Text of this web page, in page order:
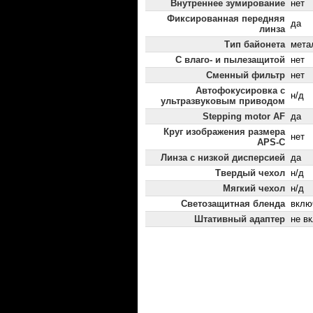
Внутреннее зумирование нет
Фиксированная передняя
линза
да
Тип байонета
С влаго- и пылезащитой нет
Сменный фильтр нет
Автофокусировка с
ультразвуковым приводом
н/д
Stepping motor AF да
Круг изображения размера
APS-C
нет
Линза с низкой дисперсией да
Твердый чехол н/д
Мягкий чехол н/д
Светозащитная бленда
Штативный адаптер не